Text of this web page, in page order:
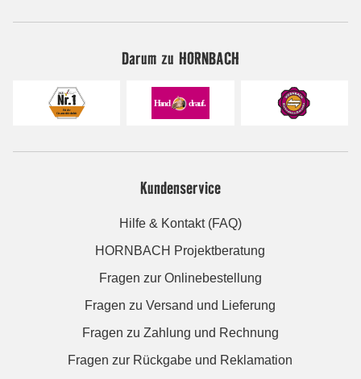
Darum zu HORNBACH
Kundenservice
Hilfe & Kontakt (FAQ)
HORNBACH Projektberatung
Fragen zur Onlinebestellung
Fragen zu Versand und Lieferung
Fragen zu Zahlung und Rechnung
Fragen zur Rückgabe und Reklamation